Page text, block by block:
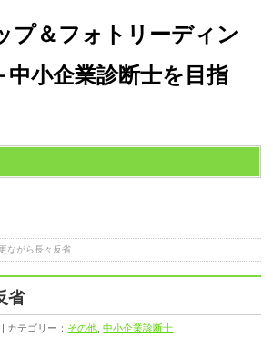
プ＆フォトリーディン
中小企業診断士を目指
ながら長々反省
省
カテゴリー： その他 ,中小企業診断士